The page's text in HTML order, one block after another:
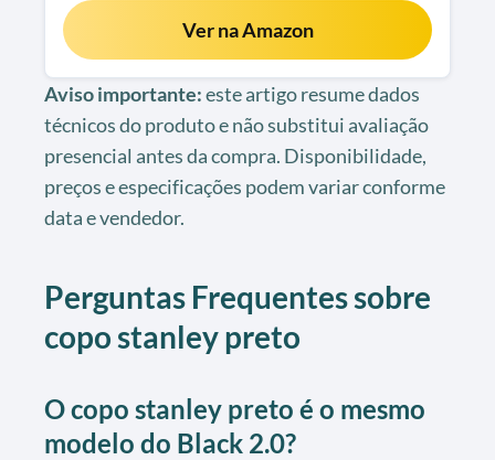
Ver na Amazon
Aviso importante:este artigo resume dados
técnicos do produto e não substitui avaliação
presencial antes da compra. Disponibilidade,
preços e especificações podem variar conforme
data e vendedor.
Perguntas Frequentes sobre
copo stanley preto
O copo stanley preto é o mesmo
modelo do Black 2.0?